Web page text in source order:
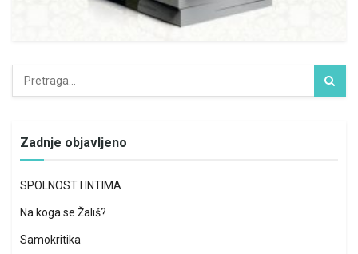
Zadnje objavljeno
SPOLNOST I INTIMA
Na koga se Žališ?
Samokritika